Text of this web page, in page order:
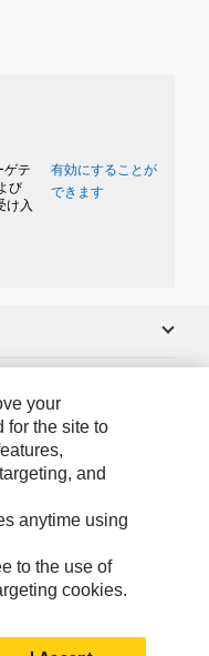
ゲテ
び
け入
有効にすることが
できます
先
your
for the site to
and
anytime using
to the use of
cookies.